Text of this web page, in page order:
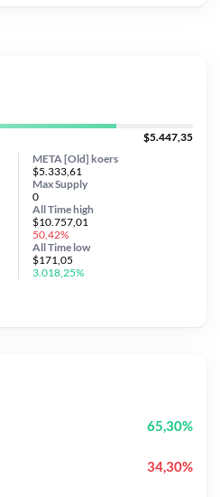
$5.447,35
META [Old] koers
$5.333,61
Max Supply
0
All Timehigh
$10.757,01
50,42%
All Time low
$171,05
3.018,25%
65,30%
34,30%